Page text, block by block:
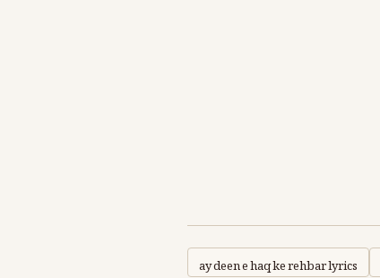
ay deen e haq ke rehbar lyrics